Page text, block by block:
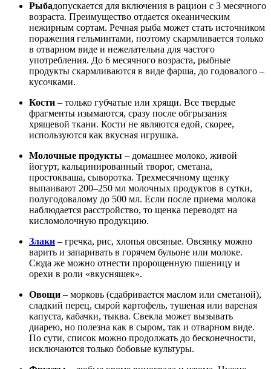
Рыбадопускается для включения в рацион с 3 месячного
возраста. Преимущество отдается океаническим
нежирным сортам. Речная рыба может стать источником
поражения гельминтами, поэтому скармливается только
в отварном виде и нежелательна для частого
употребления. До 6 месячного возраста, рыбные
продукты скармливаются в виде фарша, до годовалого –
кусочками.
Кости – только губчатые или хрящи. Все твердые
фрагменты изымаются, сразу после обгрызания
хрящевой ткани. Кости не являются едой, скорее,
используются как вкусная игрушка.
Молочные продукты – домашнее молоко, живой
йогурт, кальцинированный творог, сметана,
простокваша, сыворотка. Трехмесячному щенку
выпаивают 200–250 мл молочных продуктов в сутки,
полугодовалому до 500 мл. Если после приема молока
наблюдается расстройство, то щенка переводят на
кисломолочную продукцию.
Злаки – гречка, рис, хлопья овсяные. Овсянку можно
варить и запаривать в горячем бульоне или молоке.
Сюда же можно отнести пророщенную пшеницу и
орехи в роли «вкусняшек».
Овощи – морковь (сдабривается маслом или сметаной),
сладкий перец, сырой картофель, тушеная или вареная
капуста, кабачки, тыква. Свекла может вызывать
диарею, но полезна как в сыром, так и отварном виде.
По сути, список можно продолжать до бесконечности,
исключаются только бобовые культуры.